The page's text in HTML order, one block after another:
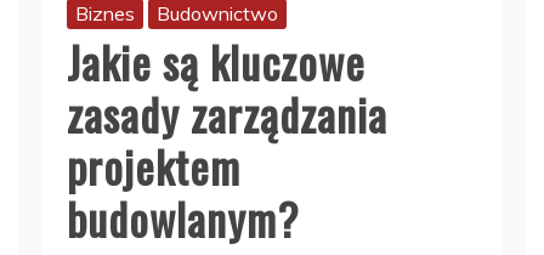
Biznes Budownictwo
Jakie są kluczowe
zasady zarządzania
projektem
budowlanym?